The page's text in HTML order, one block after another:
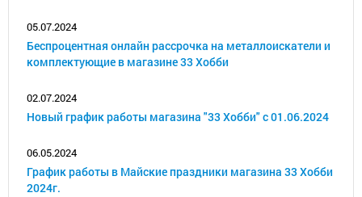
05.07.2024
Беспроцентная онлайн рассрочка на металлоискатели и
комплектующие в магазине 33 Хобби
02.07.2024
Новый график работы магазина "33 Хобби" с 01.06.2024
06.05.2024
График работы в Майские праздники магазина 33 Хобби
2024г.